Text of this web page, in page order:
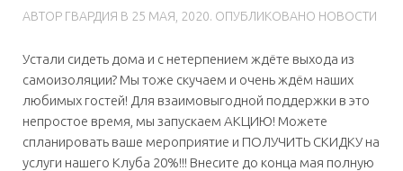
АВТОР ГВAРДИЯ В 25 МАЯ, 2020. ОПУБЛИКОВАНО НОВОСТИ
Устали сидеть дома и с нетерпением ждёте выхода из
самоизоляции? Мы тоже скучаем и очень ждём наших
любимых гостей! Для взаимовыгодной поддержки в это
непростое время, мы запускаем АКЦИЮ! Можете
спланировать ваше мероприятие и ПОЛУЧИТЬ СКИДКУ на
услуги нашего Клуба 20%!!! Внесите до конца мая полную